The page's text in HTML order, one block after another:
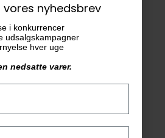
KAiKU ApS
46, bygning 7
8220 Brabrand
Tlf. 33 11 19 07
nr. 30715349
vores nyhedsbrev
i konkurrencer
udsalgskampagner
hver uge
nedsatte varer.